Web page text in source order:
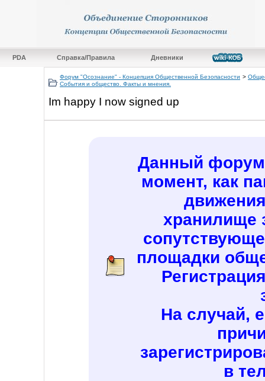
PDA Справка/Правила Дневники
Форум "Осознание" - Концепция Общественной Безопасности >
События и общество. Факты и мнения.
Im happy I now signed up
Данный форум
момент, как
хранилище
площадки
На случай,
в